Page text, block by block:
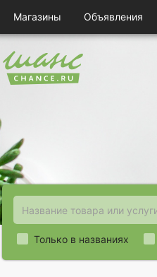
Магазины Объявления
Только в названиях